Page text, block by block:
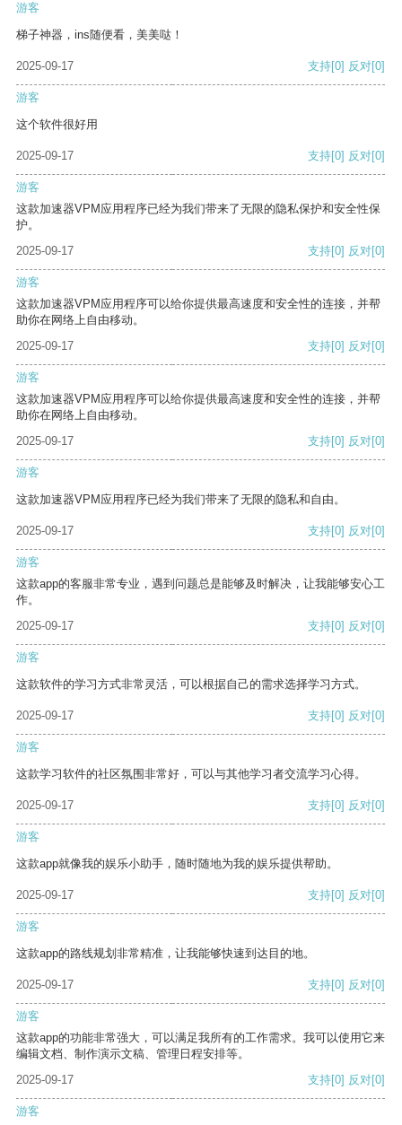
游客
梯子神器，ins随便看，美美哒！
2025-09-17 支持[0] 反对[0]
游客
这个软件很好用
2025-09-17 支持[0] 反对[0]
游客
这款加速器VPM应用程序已经为我们带来了无限的隐私保护和安全性保
护。
2025-09-17
支持[0] 反对[0]
游客
这款加速器VPM应用程序可以给你提供最高速度和安全性的连接，并帮
助你在网络上自由移动。
2025-09-17
支持[0] 反对[0]
游客
这款加速器VPM应用程序可以给你提供最高速度和安全性的连接，并帮
助你在网络上自由移动。
2025-09-17
支持[0] 反对[0]
游客
这款加速器VPM应用程序已经为我们带来了无限的隐私和自由。
2025-09-17 支持[0] 反对[0]
游客
这款app的客服非常专业，遇到问题总是能够及时解决，让我能够安心工
作。
2025-09-17
支持[0] 反对[0]
游客
这款软件的学习方式非常灵活，可以根据自己的需求选择学习方式。
2025-09-17 支持[0] 反对[0]
游客
这款学习软件的社区氛围非常好，可以与其他学习者交流学习心得。
2025-09-17 支持[0] 反对[0]
游客
这款app就像我的娱乐小助手，随时随地为我的娱乐提供帮助。
2025-09-17 支持[0] 反对[0]
游客
这款app的路线规划非常精准，让我能够快速到达目的地。
2025-09-17 支持[0] 反对[0]
游客
这款app的功能非常强大，可以满足我所有的工作需求。我可以使用它来
编辑文档、制作演示文稿、管理日程安排等。
2025-09-17
支持[0] 反对[0]
游客